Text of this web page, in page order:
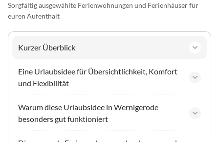
Sorgfältig ausgewählte Ferienwohnungen und Ferienhäuser für
euren Aufenthalt
Kurzer Überblick
Eine Urlaubsidee für Übersichtlichkeit, Komfort
und Flexibilität
Warum diese Urlaubsidee in Wernigerode
besonders gut funktioniert